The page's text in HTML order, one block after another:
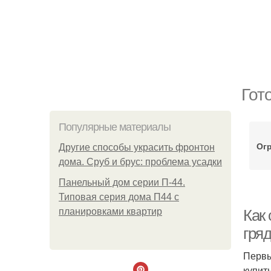
Популярные материалы
Другие способы украсить фронтон
дома. Сруб и брус: проблема усадки
Панельный дом серии П-44.
Типовая серия дома П44 с
планировками квартир
Как